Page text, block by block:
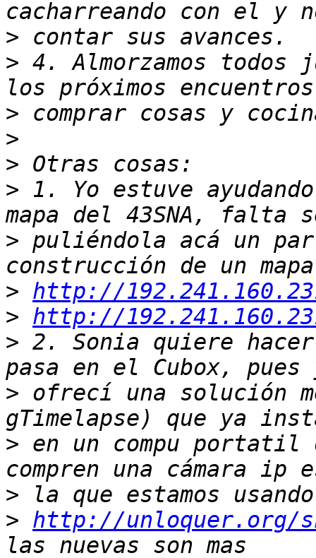
>
> 4. Almorzamos todos
>
>
>
> 1. Yo estuve
> puliéndola acá un
> http://
> http://
> 2. Sonia quiere
> ofrecí una solución
> en un compu portatil
>
> http://